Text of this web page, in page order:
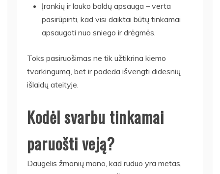
Įrankių ir lauko baldų apsauga – verta
pasirūpinti, kad visi daiktai būtų tinkamai
apsaugoti nuo sniego ir drėgmės.
Toks pasiruošimas ne tik užtikrina kiemo
tvarkingumą, bet ir padeda išvengti didesnių
išlaidų ateityje.
Kodėl svarbu tinkamai
paruošti veją?
Daugelis žmonių mano, kad ruduo yra metas,